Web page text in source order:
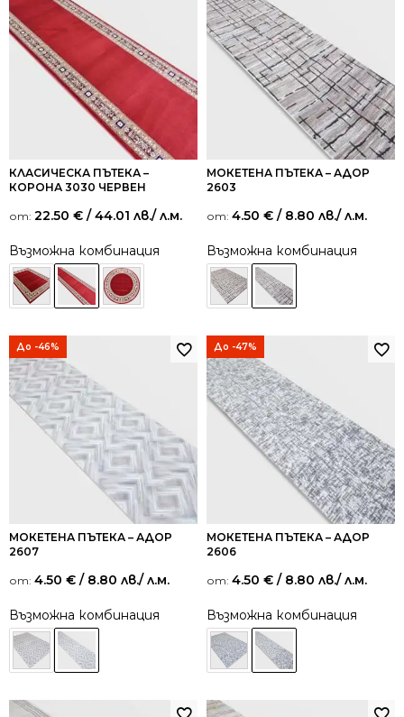
КЛАСИЧЕСКА ПЪТЕКА –
КОРОНА 3030 ЧЕРВЕН
от: 22.50 € / 44.01 лв./ л.м.
Възможна комбинация
МОКЕТЕНА ПЪТЕКА – АДОР
2603
от: 4.50 € / 8.80 лв./ л.м.
Възможна комбинация
До -46%
МОКЕТЕНА ПЪТЕКА – АДОР
2607
от: 4.50 € / 8.80 лв./ л.м.
Възможна комбинация
До -47%
МОКЕТЕНА ПЪТЕКА – АДОР
2606
от: 4.50 € / 8.80 лв./ л.м.
Възможна комбинация